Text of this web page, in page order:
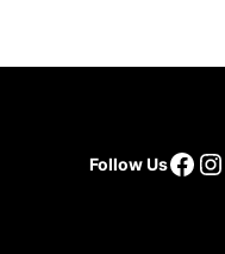
Follow Us